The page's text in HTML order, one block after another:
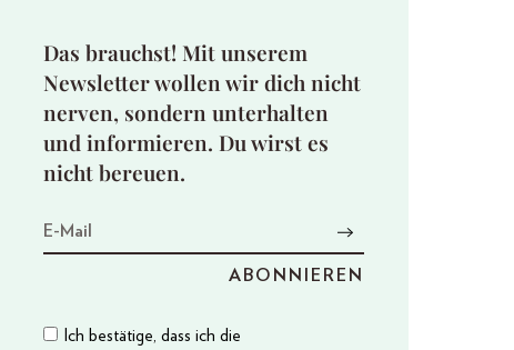
Das brauchst! Mit unserem
Newsletter wollen wir dich nicht
nerven, sondern unterhalten
und informieren. Du wirst es
nicht bereuen.
Ich bestätige, dass ich die